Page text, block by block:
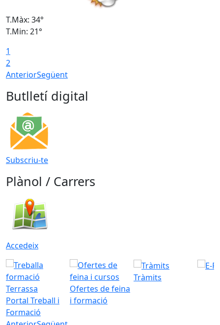
T.Màx: 34°
T.Min: 21°
1
2
AnteriorSegüent
Butlletí digital
Subscriu-te
Plànol / Carrers
Accedeix
Portal Treball i
Formació
Ofertes de feina
i formació
Tràmits